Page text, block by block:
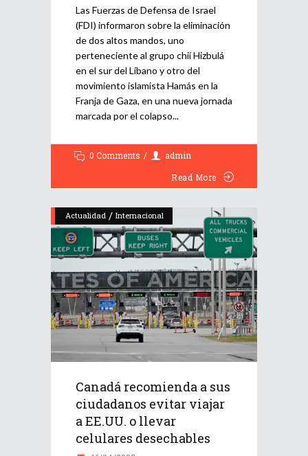
Las Fuerzas de Defensa de Israel
(FDI) informaron sobre la eliminación
de dos altos mandos, uno
perteneciente al grupo chií Hizbulá
en el sur del Líbano y otro del
movimiento islamista Hamás en la
Franja de Gaza, en una nueva jornada
marcada por el colapso
0 Comments
admin
Read More
Actualidad / Internacional
Canadá recomienda a sus
ciudadanos evitar viajar
a EE.UU. o llevar
celulares desechables